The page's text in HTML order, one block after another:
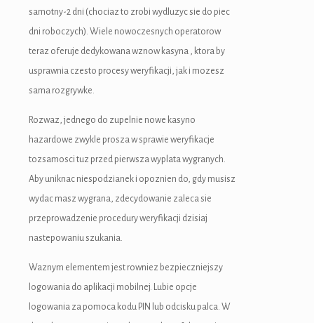
samotny-2 dni (chociaz to zrobi wydluzyc sie do piec
dni roboczych). Wiele nowoczesnych operatorow
teraz oferuje dedykowana wznow kasyna , ktora by
usprawnia czesto procesy weryfikacji, jak i mozesz
sama rozgrywke.
Rozwaz, jednego do zupelnie nowe kasyno
hazardowe zwykle prosza w sprawie weryfikacje
tozsamosci tuz przed pierwsza wyplata wygranych.
Aby uniknac niespodzianek i opoznien do, gdy musisz
wydac masz wygrana, zdecydowanie zaleca sie
przeprowadzenie procedury weryfikacji dzisiaj
nastepowaniu szukania.
Waznym elementem jest rowniez bezpieczniejszy
logowania do aplikacji mobilnej. Lubie opcje
logowania za pomoca kodu PIN lub odcisku palca. W